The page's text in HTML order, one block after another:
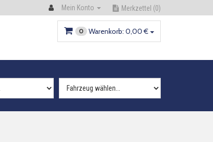
Mein Konto Merkzettel (0)
0 Warenkorb: 0,00 €